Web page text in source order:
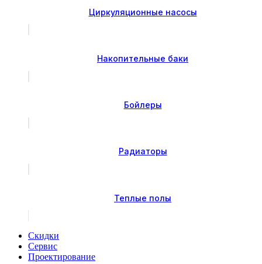
Циркуляционные насосы
Накопительные баки
Бойлеры
Радиаторы
Теплые полы
Скидки
Сервис
Проектирование